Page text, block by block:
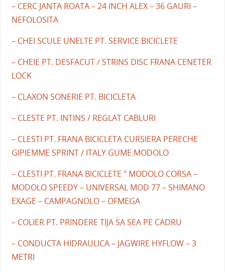
– CERC JANTA ROATA – 24 INCH ALEX – 36 GAURI –
NEFOLOSITA
– CHEI SCULE UNELTE PT. SERVICE BICICLETE
– CHEIE PT. DESFACUT / STRINS DISC FRANA CENETER
LOCK
– CLAXON SONERIE PT. BICICLETA
– CLESTE PT. INTINS / REGLAT CABLURI
– CLESTI PT. FRANA BICICLETA CURSIERA PERECHE
GIPIEMME SPRINT / ITALY GUME MODOLO
– CLESTI PT. FRANA BICICLETE " MODOLO CORSA –
MODOLO SPEEDY – UNIVERSAL MOD 77 – SHIMANO
EXAGE – CAMPAGNOLO – OFMEGA
– COLIER PT. PRINDERE TIJA SA SEA PE CADRU
– CONDUCTA HIDRAULICA – JAGWIRE HYFLOW – 3
METRI